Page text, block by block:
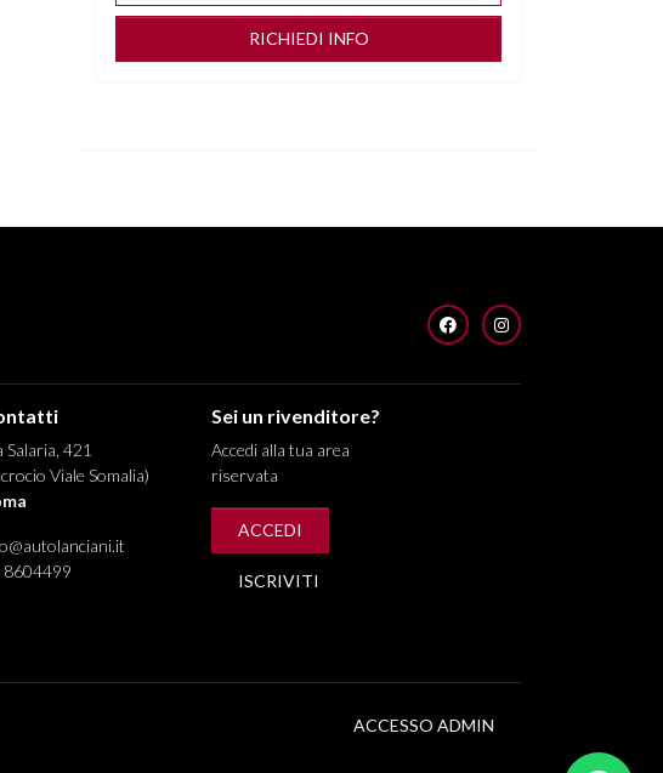
RICHIEDI INFO
FACEBOOKINSTAGRAM
Salaria, 421
Viale Somalia)
8604499
Sei un rivenditore?
Accedi alla tua area
riservata
ACCEDI
ISCRIVITI
ACCESSO ADMIN